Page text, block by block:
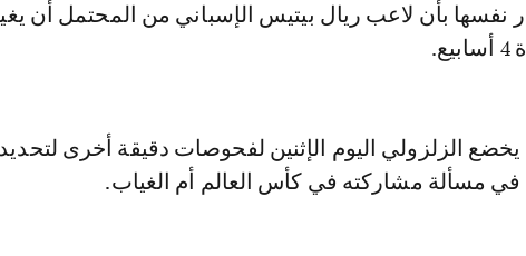
نفسها بأن لاعب ريال بيتيس الإسباني من المحتمل أن
الزلزولي اليوم الإثنين لفحوصات دقيقة أخرى
في مسألة مشاركته في كأس العالم أم الغياب.